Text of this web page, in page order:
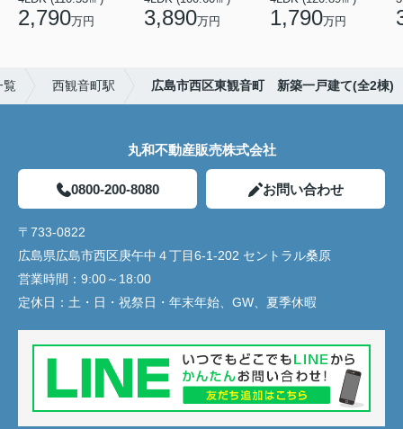
2,790万円 3,890万円 1,790万円
覧 西観音町駅 広島市西区東観音町 新築一戸建て(全2棟)
丸和不動産販売株式会社
0800-200-8080 お問い合わせ
〒733-0822
広島県広島市西区庚午中４丁目6-1-202 セントラル桑原
営業時間： 9:00～18:00
定休日： 土・日・祝祭日・年末年始、GW、夏季休暇